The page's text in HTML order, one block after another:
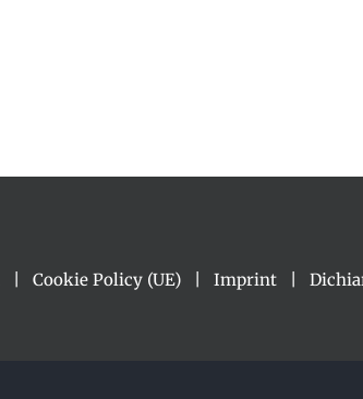
Cookie Policy (UE) Imprint